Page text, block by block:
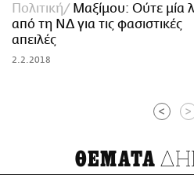
Πολιτική
Μαξίμου: Oύτε μία
από τη ΝΔ για τις φασιστικές
απειλές
2.2.2018
< >
ΘΕΜΑΤΑ